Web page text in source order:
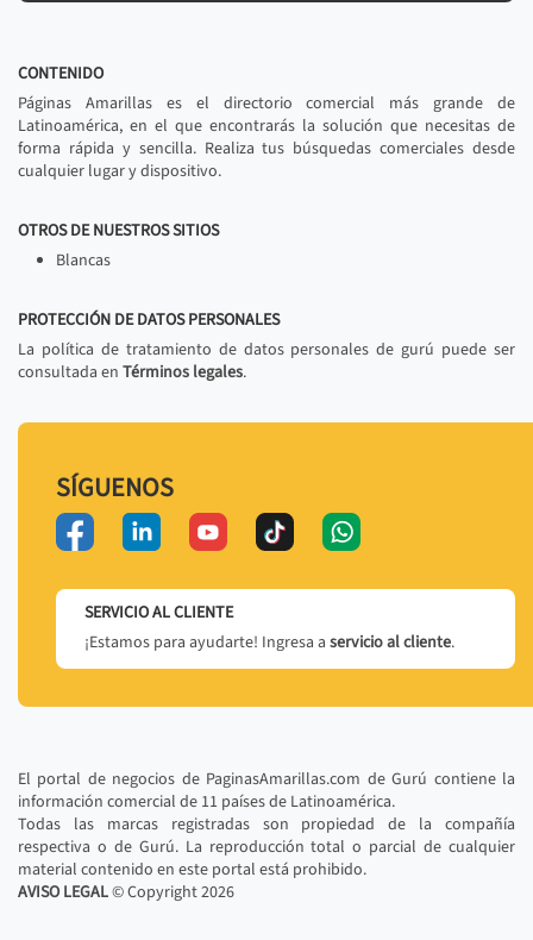
CONTENIDO
Páginas Amarillas es el directorio comercial más grande de
Latinoamérica, en el que encontrarás la solución que necesitas de
forma rápida y sencilla. Realiza tus búsquedas comerciales desde
cualquier lugar y dispositivo.
OTROS DE NUESTROS SITIOS
Blancas
PROTECCIÓN DE DATOS PERSONALES
La política de tratamiento de datos personales de gurú puede ser
consultada en Términos legales.
SÍGUENOS
SERVICIO AL CLIENTE
¡Estamos para ayudarte! Ingresa a servicio al cliente.
El portal de negocios de PaginasAmarillas.com de Gurú contiene la
información comercial de 11 países de Latinoamérica.
Todas las marcas registradas son propiedad de la compañía
respectiva o de Gurú. La reproducción total o parcial de cualquier
material contenido en este portal está prohibido.
AVISO LEGAL© Copyright2026